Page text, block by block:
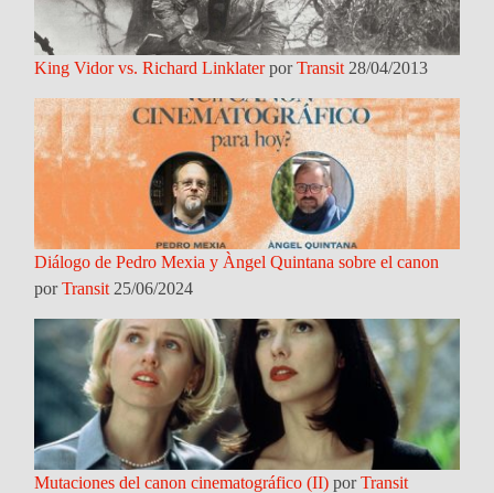
King Vidor vs. Richard LinklaterporTransit 28/04/2013
Diálogo de Pedro Mexia y Àngel Quintana sobre el canon
porTransit 25/06/2024
Mutaciones del canon cinematográfico (II) porTransit